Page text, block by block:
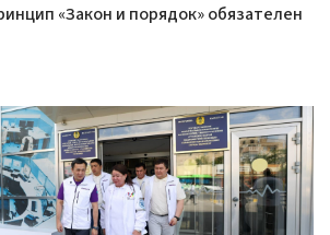
«Закон и порядок» обязателен